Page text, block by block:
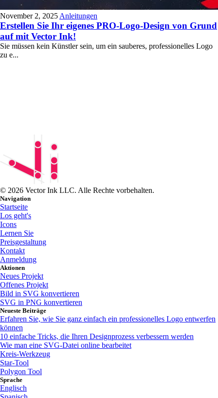
November 2, 2025 Anleitungen
Erstellen Sie Ihr eigenes PRO-Logo-Design von Grund
auf mit Vector Ink!
Sie müssen kein Künstler sein, um ein sauberes, professionelles Logo
zu e...
© 2026 Vector Ink LLC. Alle Rechte vorbehalten.
Navigation
Startseite
Los geht's
Icons
Lernen Sie
Preisgestaltung
Kontakt
Anmeldung
Aktionen
Neues Projekt
Offenes Projekt
Bild in SVG konvertieren
SVG in PNG konvertieren
Neueste Beiträge
Erfahren Sie, wie Sie ganz einfach ein professionelles Logo entwerfen
können
10 einfache Tricks, die Ihren Designprozess verbessern werden
Wie man eine SVG-Datei online bearbeitet
Kreis-Werkzeug
Star-Tool
Polygon Tool
Sprache
Englisch